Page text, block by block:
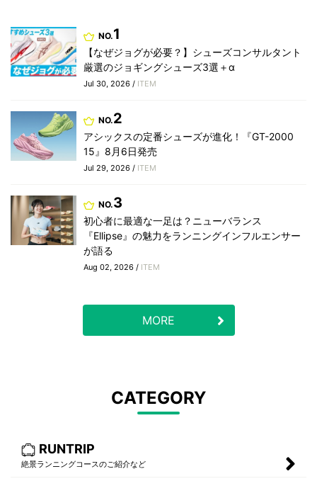
NO.1
【なぜジョグが必要？】シューズコンサルタント
厳選のジョギングシューズ3選＋α
Jul 30, 2026 / ITEM
NO.2
アシックスの定番シューズが進化！『GT-2000
15』8月6日発売
Jul 29, 2026 / ITEM
NO.3
初心者に最適な一足は？ニューバランス
『Ellipse』の魅力をランニングインフルエンサー
が語る
Aug 02, 2026 / ITEM
MORE
CATEGORY
RUNTRIP
絶景ランニングコースのご紹介など